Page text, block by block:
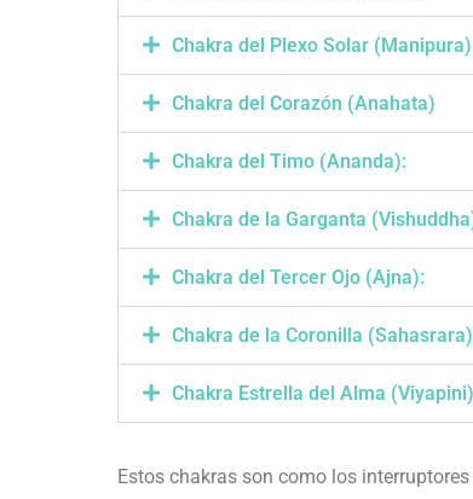
Chakra del Plexo Solar (Manipura)
Chakra del Corazón (Anahata)
Chakra del Timo (Ananda):
Chakra de la Garganta
Chakra del Tercer Ojo (Ajna):
Chakra de la Coronilla
Chakra Estrella del Alma
Estos chakras son como los